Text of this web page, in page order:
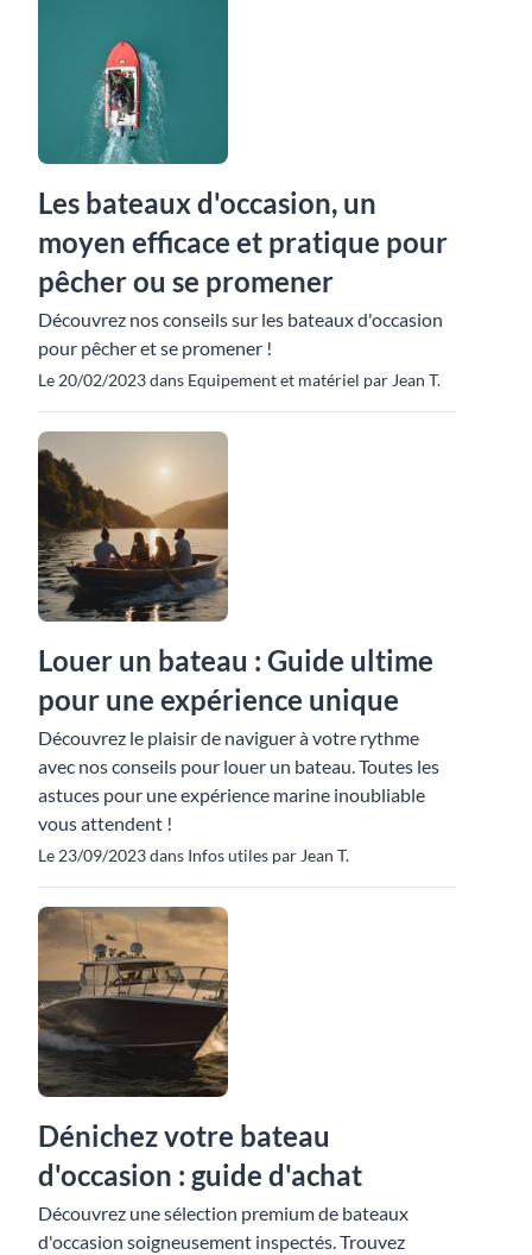
Les bateaux d'occasion, un
moyen efficace et pratique pour
pêcher ou se promener
Découvrez nos conseils sur les bateaux d'occasion
pour pêcher et se promener !
Le 20/02/2023 dans Equipement et matériel par Jean T.
Louer un bateau : Guide ultime
pour une expérience unique
Découvrez le plaisir de naviguer à votre rythme
avec nos conseils pour louer un bateau. Toutes les
astuces pour une expérience marine inoubliable
vous attendent !
Le 23/09/2023 dans Infos utiles par Jean T.
Dénichez votre bateau
d'occasion : guide d'achat
Découvrez une sélection premium de bateaux
d'occasion soigneusement inspectés. Trouvez